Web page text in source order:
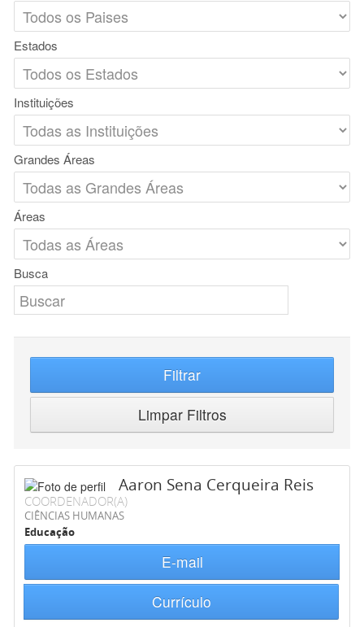
Estados
Instituições
Grandes Áreas
Áreas
Busca
Filtrar
Limpar Filtros
Aaron Sena Cerqueira Reis
COORDENADOR(A)
CIÊNCIAS HUMANAS
Educação
E-mail
Currículo